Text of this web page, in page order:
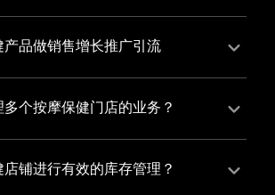
变营销功能，通过给用户发放优惠
，吸引更多的用户下单购买，并激
品做销售增长推广引流
营销工具、比如优惠券、满减活动
店消费。另外，通过有赞的微信公
，赢得客户的青睐
个按摩保健门店的业务？
决方案，包括有赞微商城、有赞私
序商城，将助您轻松打通线上线下
铺进行有效的库存管理？